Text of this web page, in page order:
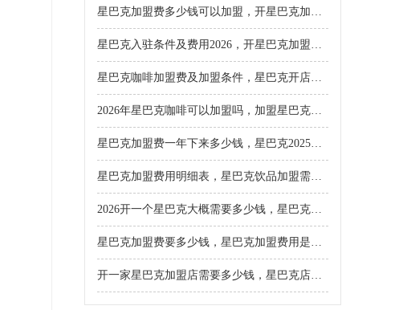
的人梦想拥有一家属于自己
的星巴克加盟店。那么，星
巴克
星巴克加盟费多少钱可以加盟，开星巴克加盟店要多少钱
星巴克入驻条件及费用2026，开星巴克加盟费明细表
星巴克咖啡加盟费及加盟条件，星巴克开店详细流程
2026年星巴克咖啡可以加盟吗，加盟星巴克咖啡店大概多少钱
星巴克加盟费一年下来多少钱，星巴克2025投资加盟价格表。
星巴克加盟费用明细表，星巴克饮品加盟需要多少钱
2026开一个星巴克大概需要多少钱，星巴克加盟条件和费用是多少呢
星巴克加盟费要多少钱，星巴克加盟费用是多少
开一家星巴克加盟店需要多少钱，星巴克店面加盟条件是什么